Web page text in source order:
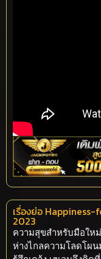
เรื่องย่อ
2023
ความสุขสำหรับมือให
ห่างไกลความโลดโผ